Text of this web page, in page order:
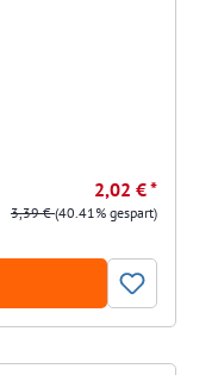
2,02 € *
3,39 €(40.41% gespart)